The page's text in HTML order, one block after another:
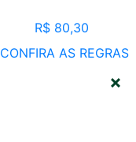
R$ 80,30
CONFIRA AS REGRAS